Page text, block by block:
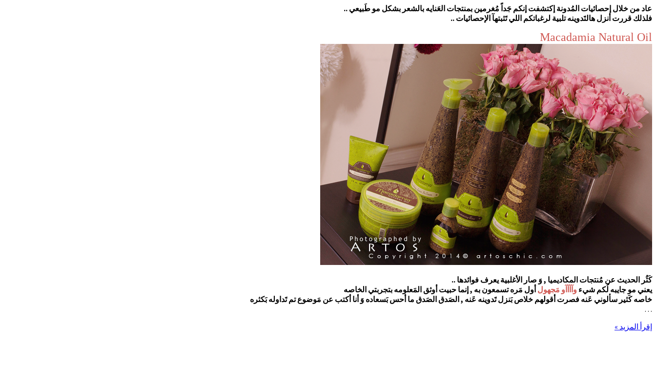
عاد من خلال إحصائيات المُدونة إكتشفت إنكم جَداً مُغرمين بمنتجات العَنايه بالشعر بشكل مو طَبيعي ..
فلذلك قررت أنزل هالتَدوينه تلبية لرغباتكم اللي تَثبتهآ الإحصائيات ..
Macadamia Natural Oil
كَثُر الحديث عن مُنتجات المكاديميا , وَ صار الأغلبية يعرف فوائدها ..
يعني مو جايبه لُكم شيء وآآآآو مَجهول أول مَره تسمعون به , إنما حبيت أوثق المَعلومه بتجربتي الخاصه
خاصه كَثير سألوني عَنه فصرت أقولهم خلاص بَنزل تَدوينه عَنه , الصَدق الصَدق ما أحس بَسعاده وَ أنا أكتب عن مَوضوع تم تَداوله بَكثره
…
إقرأ المزيد »